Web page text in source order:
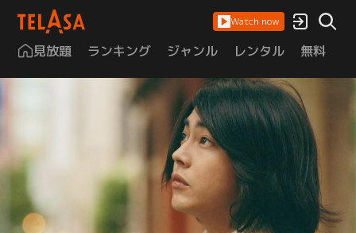
Watch now
見放題 ランキング ジャンル レンタル 無料